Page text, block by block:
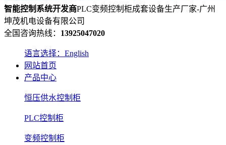
智能控制系统开发商PLC变频控制柜成套设备生产厂家-广州
坤茂机电设备有限公司
全国咨询热线： 13925047020
语言选择：English
网站首页
产品中心
恒压供水控制柜
PLC控制柜
变频控制柜